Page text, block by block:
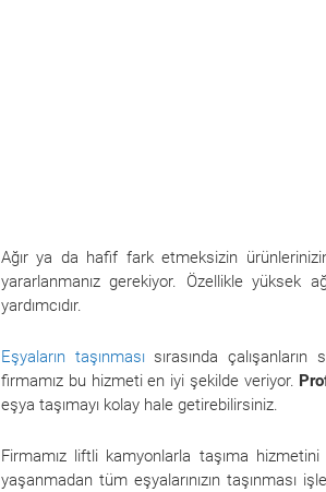
Ağır ya da hafif fark etmeksizin
yararlanmanız gerekiyor. Özellikle yüksek
yardımcıdır.
Eşyaların taşınmasısırasında
firmamız bu hizmeti en iyi şekilde veriyor.
eşya taşımayı kolay hale getirebilirsiniz.
Firmamız liftli kamyonlarla taşıma
yaşanmadan tüm eşyalarınızın taşınması